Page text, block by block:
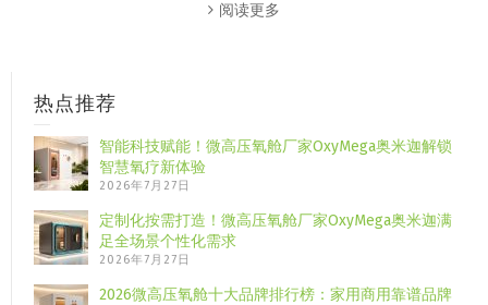
阅读更多
热点推荐
智能科技赋能！微高压氧舱厂家OxyMega奥米迦解锁
智慧氧疗新体验
2026年7月27日
定制化按需打造！微高压氧舱厂家OxyMega奥米迦满
足全场景个性化需求
2026年7月27日
2026微高压氧舱十大品牌排行榜：家用商用靠谱品牌